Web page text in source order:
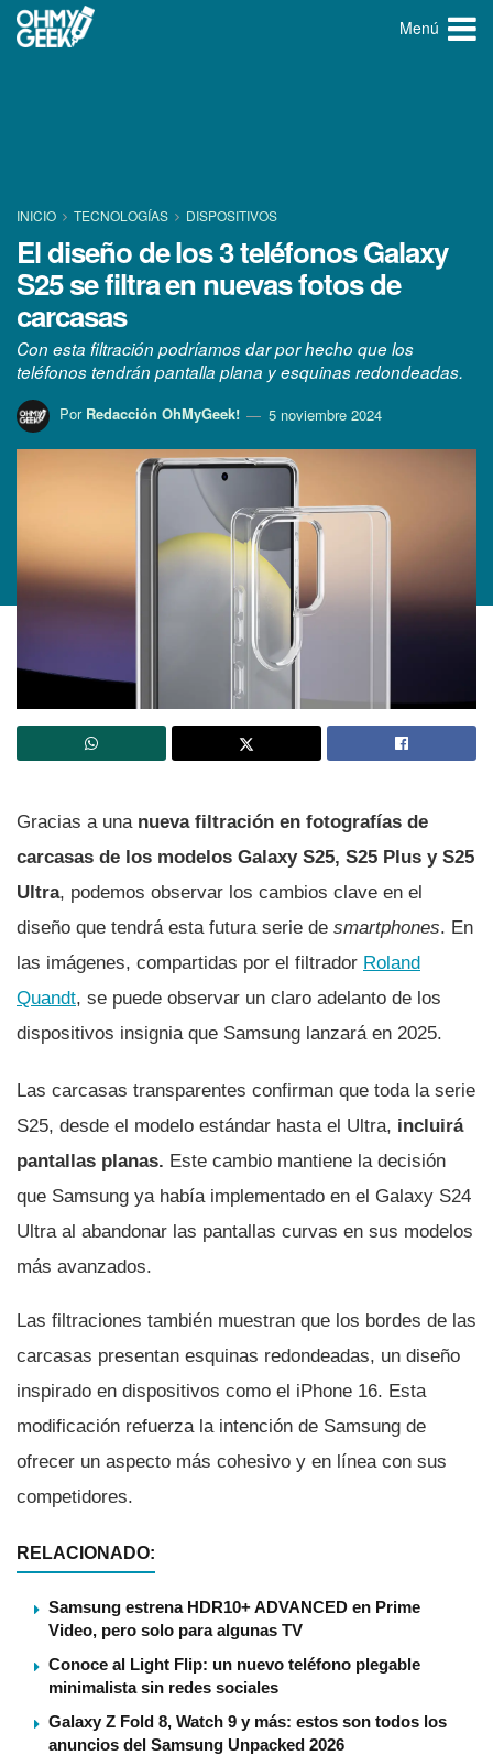
Menú
INICIO TECNOLOGÍ­AS DISPOSITIVOS
El diseño de los 3 teléfonos Galaxy
S25 se filtra en nuevas fotos de
carcasas
Con esta filtración podríamos dar por hecho que los
teléfonos tendrán pantalla plana y esquinas redondeadas.
Por Redacción OhMyGeek! 5 noviembre 2024
Gracias a una nueva filtración en fotografías de
carcasas de los modelos Galaxy S25, S25 Plus y S25
Ultra, podemos observar los cambios clave en el
diseño que tendrá esta futura serie de smartphones. En
las imágenes, compartidas por el filtrador Roland
Quandt, se puede observar un claro adelanto de los
dispositivos insignia que Samsung lanzará en 2025.
Las carcasas transparentes confirman que toda la serie
S25, desde el modelo estándar hasta el Ultra, incluirá
pantallas planas. Este cambio mantiene la decisión
que Samsung ya había implementado en el Galaxy S24
Ultra al abandonar las pantallas curvas en sus modelos
más avanzados.
Las filtraciones también muestran que los bordes de las
carcasas presentan esquinas redondeadas, un diseño
inspirado en dispositivos como el iPhone 16. Esta
modificación refuerza la intención de Samsung de
ofrecer un aspecto más cohesivo y en línea con sus
competidores.
RELACIONADO:
Samsung estrena HDR10+ ADVANCED en Prime
Video, pero solo para algunas TV
Conoce al Light Flip: un nuevo teléfono plegable
minimalista sin redes sociales
Galaxy Z Fold 8, Watch 9 y más: estos son todos los
anuncios del Samsung Unpacked 2026